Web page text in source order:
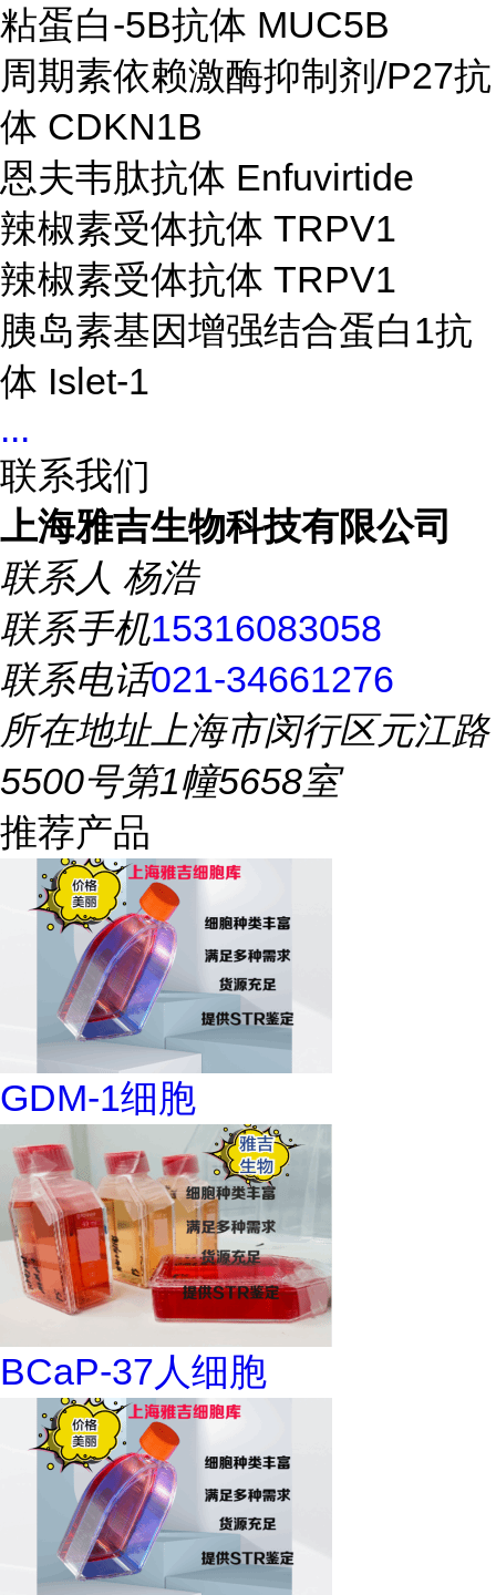
粘蛋白-5B抗体 MUC5B
周期素依赖激酶抑制剂/P27抗
体 CDKN1B
恩夫韦肽抗体 Enfuvirtide
辣椒素受体抗体 TRPV1
辣椒素受体抗体 TRPV1
胰岛素基因增强结合蛋白1抗
体 Islet-1
...
联系我们
上海雅吉生物科技有限公司
联系人 杨浩
联系手机15316083058
联系电话021-34661276
所在地址上海市闵行区元江路
5500号第1幢5658室
推荐产品
GDM-1细胞
BCaP-37人细胞